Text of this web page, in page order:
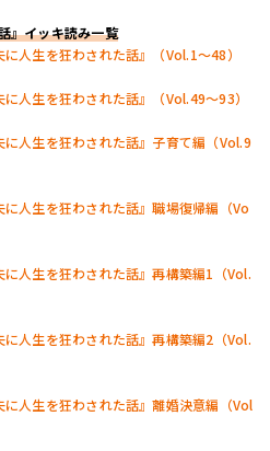
』イッキ読み一覧
人生を狂わされた話』（Vol.1～48）
人生を狂わされた話』（Vol.49～93）
に人生を狂わされた話』子育て編（Vol.9
に人生を狂わされた話』職場復帰編（Vo
に人生を狂わされた話』再構築編1（Vol.
に人生を狂わされた話』再構築編2（Vol.
に人生を狂わされた話』離婚決意編（Vol